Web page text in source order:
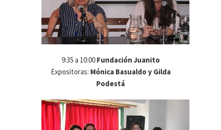
9:35 a 10:00 Fundación Juanito
Expositoras: Mónica Basualdo y Gilda
Podestá